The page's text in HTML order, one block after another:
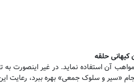
کیهانی حلقه
آن استفاده نماید. در غیر اینصورت
«سیر و سلوک جمعی» بهره ببرد، رعایت